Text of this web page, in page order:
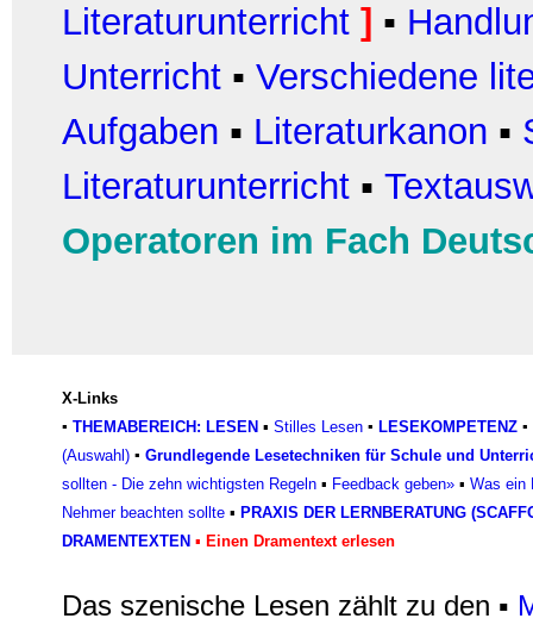
Literaturunterricht ] ▪
Unterricht ▪ Verschiedene
Aufgaben ▪ Literaturkanon ▪
Literaturunterricht ▪
Operatoren im Fach
X-Links
▪ THEMABEREICH: LESEN ▪ Stilles Lesen ▪ LESEKOMPETENZ ▪
(Auswahl) ▪ Grundlegende Lesetechniken für Schule und
sollten - Die zehn wichtigsten Regeln ▪ Feedback geben» ▪ Was ein
Nehmer beachten sollte ▪ PRAXIS DER LERNBERATUNG
DRAMENTEXTEN ▪ Einen Dramentext erlesen
Das szenische Lesen zählt zu den ▪